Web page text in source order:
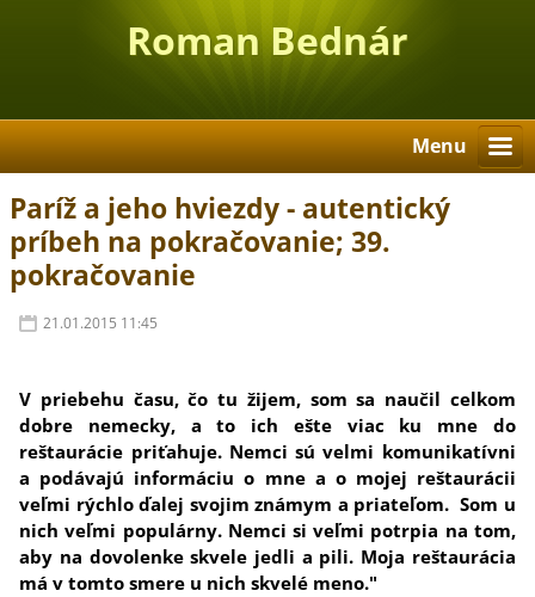
Roman Bednár
Menu
Paríž a jeho hviezdy - autentický
príbeh na pokračovanie; 39.
pokračovanie
21.01.2015 11:45
V priebehu času, čo tu žijem, som sa naučil celkom
dobre nemecky, a to ich ešte viac ku mne do
reštaurácie priťahuje. Nemci sú velmi komunikatívni
a podávajú informáciu o mne a o mojej reštaurácii
veľmi rýchlo ďalej svojim známym a priateľom. Som u
nich veľmi populárny. Nemci si veľmi potrpia na tom,
aby na dovolenke skvele jedli a pili. Moja reštaurácia
má v tomto smere u nich skvelé meno."